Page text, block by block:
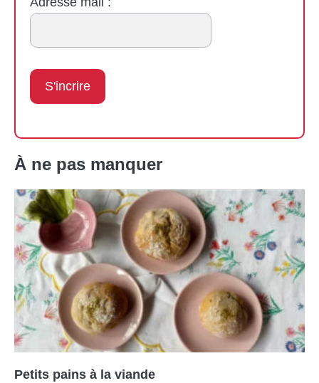
À ne pas manquer
Petits pains à la viande